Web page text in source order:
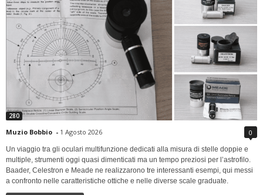
280
Muzio Bobbio - 1 Agosto 2026 0
Un viaggio tra gli oculari multifunzione dedicati alla misura di stelle doppie e
multiple, strumenti oggi quasi dimenticati ma un tempo preziosi per l’astrofilo.
Baader, Celestron e Meade ne realizzarono tre interessanti esempi, qui messi
a confronto nelle caratteristiche ottiche e nelle diverse scale graduate.